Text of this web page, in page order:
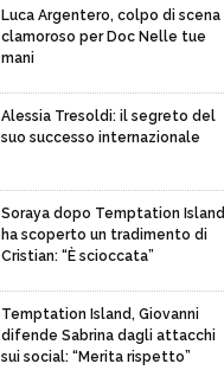
Luca Argentero, colpo di scena
clamoroso per Doc Nelle tue
mani
Alessia Tresoldi: il segreto del
suo successo internazionale
Soraya dopo Temptation Island
ha scoperto un tradimento di
Cristian: “È scioccata”
Temptation Island, Giovanni
difende Sabrina dagli attacchi
sui social: “Merita rispetto”